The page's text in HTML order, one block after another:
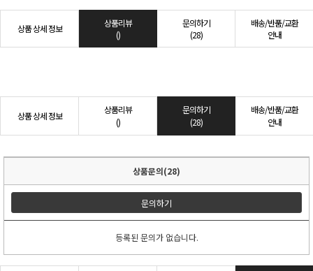
상품 상세 정보
상품리뷰
()
문의하기
(28)
배송/반품/교환
안내
상품 상세 정보
상품리뷰
()
문의하기
(28)
배송/반품/교환
안내
상품문의(28)
문의하기
등록된 문의가 없습니다.